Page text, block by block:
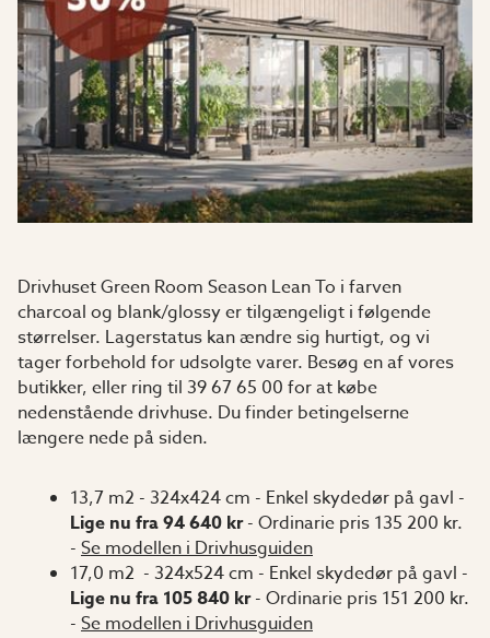
Drivhuset Green Room Season Lean To i farven
charcoal og blank/glossy er tilgængeligt i følgende
størrelser. Lagerstatus kan ændre sig hurtigt, og vi
tager forbehold for udsolgte varer. Besøg en af vores
butikker, eller ring til 39 67 65 00 for at købe
nedenstående drivhuse. Du finder betingelserne
længere nede på siden.
13,7 m2 - 324x424 cm - Enkel skydedør på gavl -
Lige nu fra 94 640 kr- Ordinarie pris 135 200 kr.
- Se modellen i Drivhusguiden
17,0 m2 - 324x524 cm - Enkel skydedør på gavl -
Lige nu fra 105 840 kr- Ordinarie pris 151 200 kr.
- Se modellen i Drivhusguiden